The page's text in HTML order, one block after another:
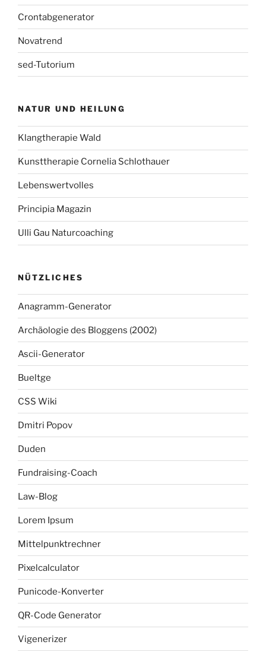
Crontabgenerator
Novatrend
sed-Tutorium
NATUR UND HEILUNG
Klangtherapie Wald
Kunsttherapie Cornelia Schlothauer
Lebenswertvolles
Principia Magazin
Ulli Gau Naturcoaching
NÜTZLICHES
Anagramm-Generator
Archäologie des Bloggens (2002)
Ascii-Generator
Bueltge
CSS Wiki
Dmitri Popov
Duden
Fundraising-Coach
Law-Blog
Lorem Ipsum
Mittelpunktrechner
Pixelcalculator
Punicode-Konverter
QR-Code Generator
Vigenerizer